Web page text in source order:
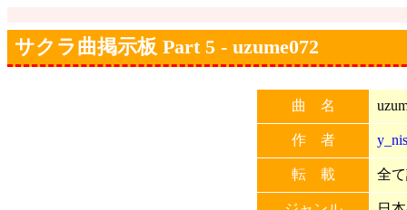
サクラ曲掲示板 Part 5 - uzume072
曲 名
作 者 y_nis
転 載 全